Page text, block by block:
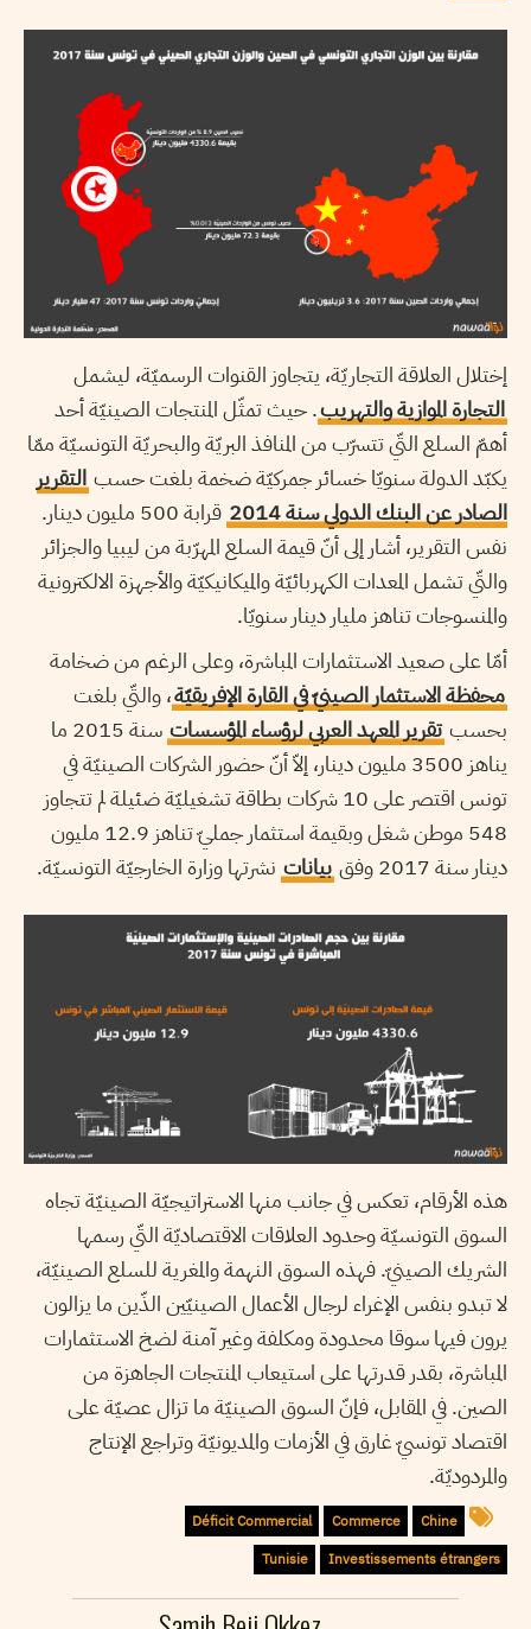
إختلال العلاقة التجاريّة، يتجاوز القنوات الرسميّة، ليشمل
التجارة الموازية والتهريب. حيث تمثّل المنتجات الصينيّة أحد
أهمّ السلع التّي تتسرّب من المنافذ البريّة والبحريّة التونسيّة ممّا
يكبّد الدولة سنويّا خسائر جمركيّة ضخمة بلغت حسب التقرير
الصادر عن البنك الدولي سنة 2014
قرابة 500 مليون دينار.
نفس التقرير، أشار إلى أنّ قيمة السلع المهرّبة من ليبيا والجزائر
والتّي تشمل المعدات الكهربائيّة والميكانيكيّة والأجهزة الالكترونية
والمنسوجات تناهز مليار دينار سنويّا.
أمّا على صعيد الاستثمارات المباشرة، وعلى الرغم من ضخامة
محفظة الاستثمار الصينيّ في القارة الإفريقيّة، والتّي بلغت
بحسب تقرير المعهد العربي لرؤساء المؤسسات
سنة 2015 ما
يناهز 3500 مليون دينار، إلاّ أنّ حضور الشركات الصينيّة في
تونس اقتصر على 10 شركات بطاقة تشغيليّة ضئيلة لم تتجاوز
548 موطن شغل وبقيمة استثمار جمليّ تناهز 12.9 مليون
دينار سنة 2017 وفق
بيانات نشرتها وزارة الخارجيّة التونسيّة.
هذه الأرقام، تعكس في جانب منها الاستراتيجيّة الصينيّة تجاه
السوق التونسيّة وحدود العلاقات الاقتصاديّة التّي رسمها
الشريك الصينيّ. فهذه السوق النهمة والمغرية للسلع الصينيّة،
لا تبدو بنفس الإغراء لرجال الأعمال الصينيّين الذّين ما يزالون
يرون فيها سوقا محدودة ومكلفة وغير آمنة لضخ الاستثمارات
المباشرة، بقدر قدرتها على استيعاب المنتجات الجاهزة من
الصين. في المقابل، فإنّ السوق الصينيّة ما تزال عصيّة على
اقتصاد تونسيّ غارق في الأزمات والمديونيّة وتراجع الإنتاج
والمردوديّة.
Chine
Commerce
Déficit Commercial
Investissements étrangers
Tunisie